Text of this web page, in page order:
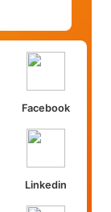
Facebook
Linkedin